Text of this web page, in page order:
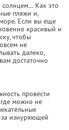
Как это
пляжи и,
Если вы еще
красивый и
чтобы
не
далеко,
достаточно
провести
можно не
изнуряющей